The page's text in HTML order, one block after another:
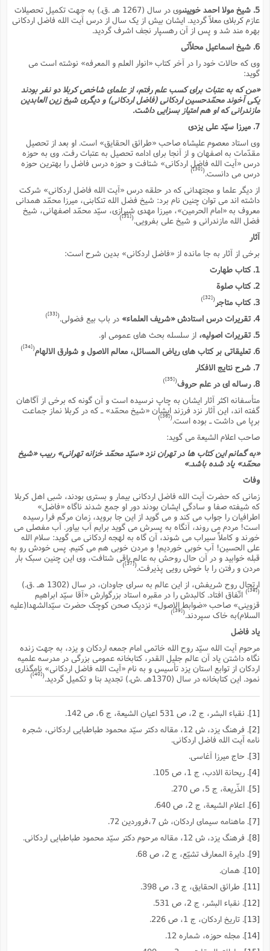
5. شیخ مولا احمد خویینى
وى در سال (1267 هـ .ق.) به جهت تکمیل تحصیلات
عازم کربلاى معلاّ گردید. ایشان بیش از یک سال از درس آیت الله فاضل اردکانى
بهره مند شد و پس از آن رهسپار نجف اشرف گردید.
6. شیخ اسماعیل محلاّتى
وى که حالات خود را در آخر کتاب «انوار العلم و المعرفه» نوشته است مى
گوید:
«من که به عتبات براى کسب علم رفتم، از علماى شاخص کربلا دو نفر بودند
یکى آخوند محمّدحسین اردکانى (فاضل اردکانى) و دیگرى شیخ زین العابدین
مازندرانى که او هم امتیاز بسزایى داشت.
7. میرزا سیّد على یزدى
وى استاد معصوم علیشاه صاحب «طرائق الحقایق» است. او بعد از تحصیل
مقدّمات به اصفهان و از آنجا براى ادامه تحصیل به عتبات رفت. وى به حوزه
درس «آیت الله فاضل اردکانى» شتافت و حوزه درس فاضل را بهترین حوزه
درس مى دانست. [30]
)
از دیگر علما و مجتهدانى که در حلقه درس «آیت الله فاضل اردکانى» شرکت
داشته اند مى توان چنین نام برد: شیخ فضل الله تنکابنى، میرزا محمّد همدانى
معروف به «امام الحرمین»، میرزا مهدى شیرازى، سیّد محمّد اصفهانى، شیخ
فضل الله مازندرانى و شیخ على بفرویى. [31]
)
آثار
برخى از آثار به جا مانده از «فاضل اردکانى» بدین شرح است:
1. کتاب طهارت
2. کتاب صلوة
3. کتاب متاجر
[32]
)
4. تقریرات درس استادش «شریف العلماء» در باب بیع فضولى. [33]
)
5. تقریرات اصولیه،
از سلسله بحث هاى عمومى او.
6. تعلیقاتى بر کتاب هاى ریاض المسائل، معالم الاصول و شوارق الالهام
(
[34]
)
7. شرح نتایج الافکار
8. رساله اى در علم حروف
(
[35]
)
متأسفانه اکثر آثار ایشان به چاپ نرسیده است و آن گونه که برخى از آگاهان
گفته اند، این آثار نزد فرزند ایشان «شیخ محمّد» ـ که در کربلا نماز جماعت
برپا مى داشت ـ بوده است. [36]
)
صاحب اعلام الشیعة مى گوید:
«به گمانم این کتاب ها در تهران نزد «سیّد محمّد خزانه تهرانى» ربیب «شیخ
محمّد» یاد شده باشد.»
وفات
زمانى که حضرت آیت الله فاضل اردکانى بیمار و بسترى بودند، شبى اهل کربلا
که شیفته صفا و سادگى ایشان بودند دور او جمع شدند ناگاه «فاضل»
اطرافیان را جواب مى کند و مى گوید از این جا بروید، زمان مرگم فرا رسیده
است! مردم مى روند، آنگاه به پسرش مى گوید برایم آب بیاور. آب مفصلى مى
خورند و کاملاً سیراب مى شوند، آن گاه به لهجه اردکانى مى گوید: سلام الله
على الحسین! آب خوبى خوردیم! و مردن خوبى هم مى کنیم. پس خودش رو به
قبله خوابید و در آن حال روحش به عالم باقى شتافت، وى این چنین سبک بار
مردن و رفتن را با خوش رویى پذیرفت. [37]
)
ارتحال روح شریفش، از این عالم به سراى جاودان، در سال (1302 هـ .ق.)[38]
)اتّفاق افتاد. کالبدش را در مقبره استاد بزرگوارش «آقا سیّد ابراهیم
قزوینى» صاحب «ضوابط الاصول» نزدیک صحن کوچک حضرت سیّدالشهدا(علیه
السلام)به خاک سپردند. [39]
)
یاد فاضل
مرحوم آیت الله سیّد روح الله خاتمى امام جمعه اردکان و یزد، به جهت زنده
نگاه داشتن یاد آن عالم جلیل القدر، کتابخانه عمومى بزرگى در مدرسه علمیه
اردکان از توابع استان یزد تأسیس و به نام «آیت الله فاضل اردکانى» نامگذارى
نمود. این کتابخانه در سال (1370هـ .ش.) تجدید بنا و تکمیل گردید.
[40]
)
. نقباء البشر، ج 2، ص 531 اعیان الشیعة، ج 6، ص 142.
. فرهنگ یزد، ش 12، مقاله دکتر سیّد محمود طباطبایى اردکانى، شجره
نامه آیت الله فاضل اردکانى.
. حاج میرزا آغاسى.
. ریحانة الادب، ج 1، ص 105.
. الذّریعة، ج 5، ص 270.
. اعلام الشیعة، ج 2، ص 640.
. ماهنامه سیماى اردکان، ش 7،فروردین 72.
. فرهنگ یزد، ش 12، مقاله مرحوم دکتر سیّد محمود طباطبایى اردکانى.
. دایرة المعارف تشیّع، ج 2، ص 68.
. همان.
. طرائق الحقایق، ج 3، ص 398.
. نقباء البشر، ج 2، ص 531.
. تاریخ اردکان، ج 1، ص 226.
. مجله حوزه، شماره 12.